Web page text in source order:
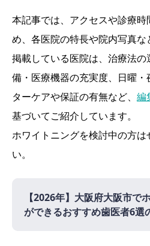
本記事では、アクセスや診療
め、各医院の特長や院内写真な
掲載している医院は、治療法
備・医療機器の充実度、日曜
ターケアや保証の有無など、 編
基づいてご紹介しています。
ホワイトニングを検討中の方は
い。
【2026年】 大阪府大阪市で
ができるおすすめ歯医者6選